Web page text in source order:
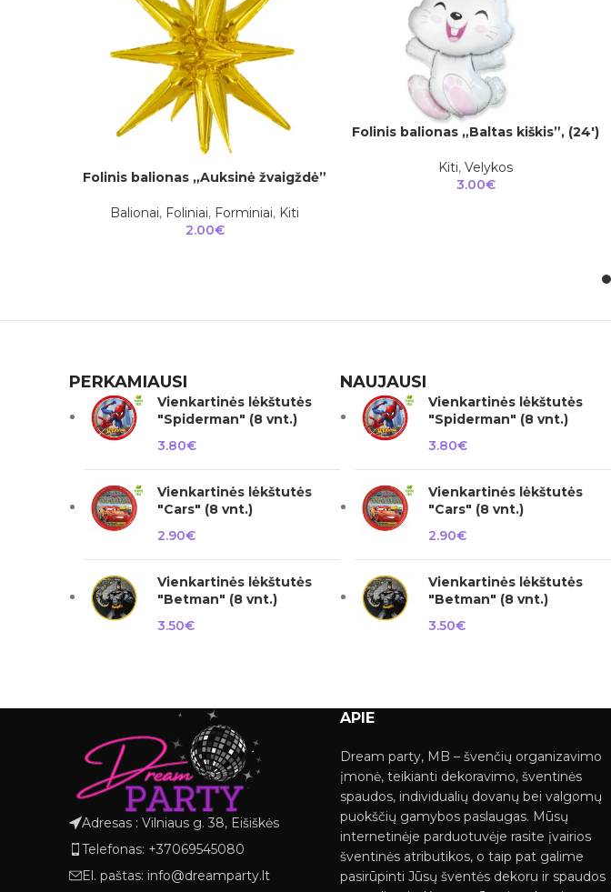
Į KREPŠELĮ
Folinis balionas „Auksinė žvaigždė”
Balionai, Foliniai, Forminiai, Kiti
2.00€
Į KREPŠELĮ
Folinis balionas „Baltas kiškis”, (24′)
Kiti, Velykos
3.00€
PERKAMIAUSI
Vienkartinės lėkštutės
"Spiderman" (8 vnt.)
3.80€
Vienkartinės lėkštutės
"Cars" (8 vnt.)
2.90€
Vienkartinės lėkštutės
"Betman" (8 vnt.)
3.50€
NAUJAUSI
Vienkartinės lėkštutės
"Spiderman" (8 vnt.)
3.80€
Vienkartinės lėkštutės
"Cars" (8 vnt.)
2.90€
Vienkartinės lėkštutės
"Betman" (8 vnt.)
3.50€
Adresas : Vilniaus g. 38, Eišiškės
Telefonas: +37069545080
El. paštas: info@dreamparty.lt
APIE
Dream party, MB – švenčių organizavimo
įmonė, teikianti dekoravimo, šventinės
spaudos, individualių dovanų bei valgomų
puokščių gamybos paslaugas. Mūsų
internetinėje parduotuvėje rasite įvairios
šventinės atributikos, o taip pat galime
pasirūpinti Jūsų šventės dekoru ir spaudos